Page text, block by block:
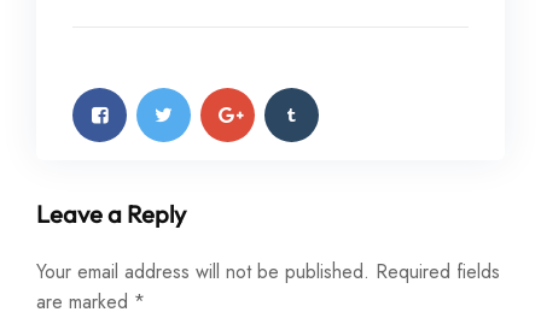
Leave a Reply
Your email address will not be published. Required fields
are marked *